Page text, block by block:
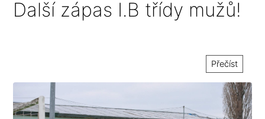
Další zápas I.B třídy mužů!
Přečíst